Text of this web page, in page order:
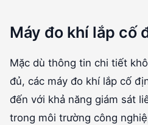
Máy đo khí lắp cố
Mặc dù thông tin chi tiết
đủ, các máy đo khí lắp cố
đến với khả năng giám sát
trong môi trường công